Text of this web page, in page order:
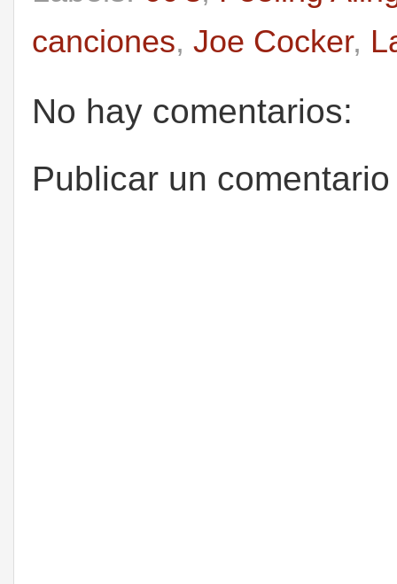
canciones, Joe Cocker,
No hay comentarios:
Publicar un comentario